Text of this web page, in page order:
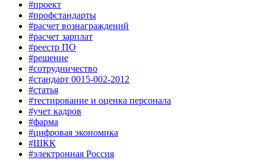
#проект
#профстандарты
#расчет вознаграждений
#расчет зарплат
#реестр ПО
#решение
#сотрудничество
#стандарт 0015-002-2012
#статья
#тестирование и оценка персонала
#учет кадров
#фарма
#цифровая экономика
#ШКК
#электронная Россия